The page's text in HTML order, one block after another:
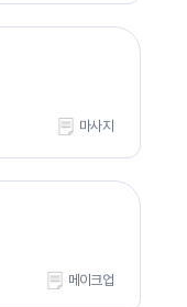
마사지
메이크업